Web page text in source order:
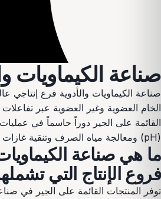
صناعة الكيماويات
صناعة الكيماويات والأدوية فرع إنتاجي
الخام العضوية وغير العضوية عبر
القائمة على الجير دوراً حاسماً في
(pH) ومعالجة مياه الصرف وتنقية غازات المداخن.
ما هي صناعة
فروع الإنتاج التي
توفر المنتجات القائمة على الجير في